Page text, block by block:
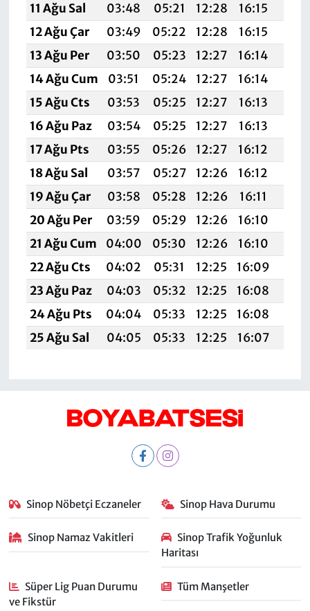
11 Ağu Sal
03:48 05:21 12:28 16:15
12 Ağu Çar
03:49 05:22 12:28 16:15
13 Ağu Per
03:50 05:23 12:27 16:14
14 Ağu Cum
03:51 05:24 12:27 16:14
15 Ağu Cts
03:53 05:25 12:27 16:13
16 Ağu Paz
03:54 05:25 12:27 16:13
17 Ağu Pts
03:55 05:26 12:27 16:12
18 Ağu Sal
03:57 05:27 12:26 16:12
19 Ağu Çar
03:58 05:28 12:26 16:11
20 Ağu Per
03:59 05:29 12:26 16:10
21 Ağu Cum
04:00 05:30 12:26 16:10
22 Ağu Cts
04:02 05:31 12:25 16:09
23 Ağu Paz
04:03 05:32 12:25 16:08
24 Ağu Pts
04:04 05:33 12:25 16:08
25 Ağu Sal
04:05 05:33 12:25 16:07
Sinop Nöbetçi Eczaneler Sinop Hava Durumu
Sinop Namaz Vakitleri
Sinop Trafik Yoğunluk
Haritası
Süper Lig Puan Durumu
ve Fikstür
Tüm Manşetler